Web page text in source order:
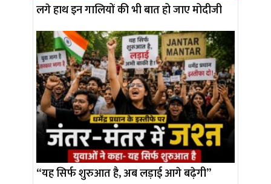
लगे हाथ इन गालियों की भी बात हो जाए मोदीजी
“यह सिर्फ शुरुआत है, अब लड़ाई आगे बढ़ेगी”